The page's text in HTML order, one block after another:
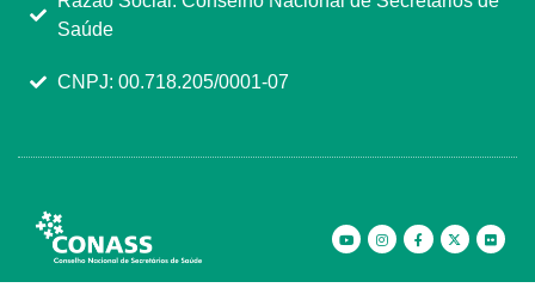
Saúde
CNPJ: 00.718.205/0001-07